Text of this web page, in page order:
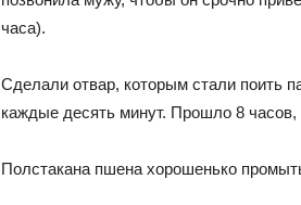
часа).
Сделали отвар, которым стали поить
каждые десять минут. Прошло 8
Полстакана пшена хорошенько